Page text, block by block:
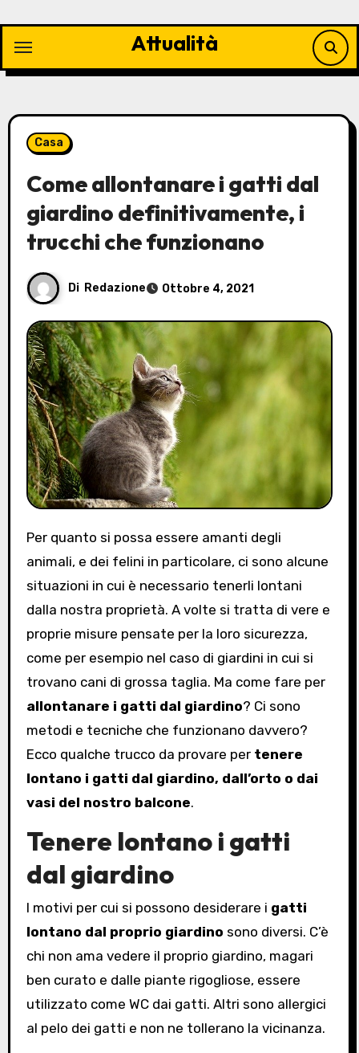
contenuto
Attualità
Casa
Come allontanare i gatti dal
giardino definitivamente, i
trucchi che funzionano
Di Redazione Ottobre 4, 2021
Per quanto si possa essere amanti degli
animali, e dei felini in particolare, ci sono alcune
situazioni in cui è necessario tenerli lontani
dalla nostra proprietà. A volte si tratta di vere e
proprie misure pensate per la loro sicurezza,
come per esempio nel caso di giardini in cui si
trovano cani di grossa taglia. Ma come fare per
allontanare i gatti dal giardino? Ci sono
metodi e tecniche che funzionano davvero?
Ecco qualche trucco da provare per tenere
lontano i gatti dal giardino, dall’orto o dai
vasi del nostro balcone.
Tenere lontano i gatti
dal giardino
I motivi per cui si possono desiderare i gatti
lontano dal proprio giardino sono diversi. C’è
chi non ama vedere il proprio giardino, magari
ben curato e dalle piante rigogliose, essere
utilizzato come WC dai gatti. Altri sono allergici
al pelo dei gatti e non ne tollerano la vicinanza.